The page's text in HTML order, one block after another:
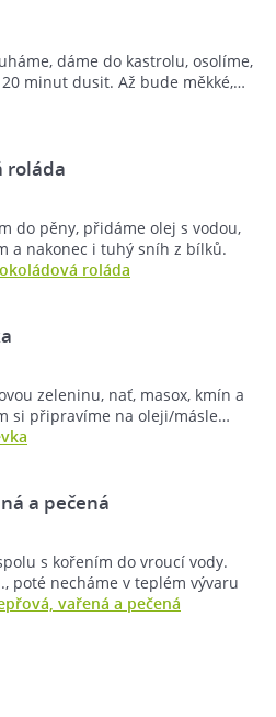
dáme do kastrolu, osolíme,
minut dusit. Až bude měkké,…
roláda
do pěny, přidáme olej s vodou,
a nakonec i tuhý sníh z bílků.
roláda
zeleninu, nať, masox, kmín a
si připravíme na oleji/másle…
a pečená
s kořením do vroucí vody.
poté necháme v teplém vývaru
vařená a pečená